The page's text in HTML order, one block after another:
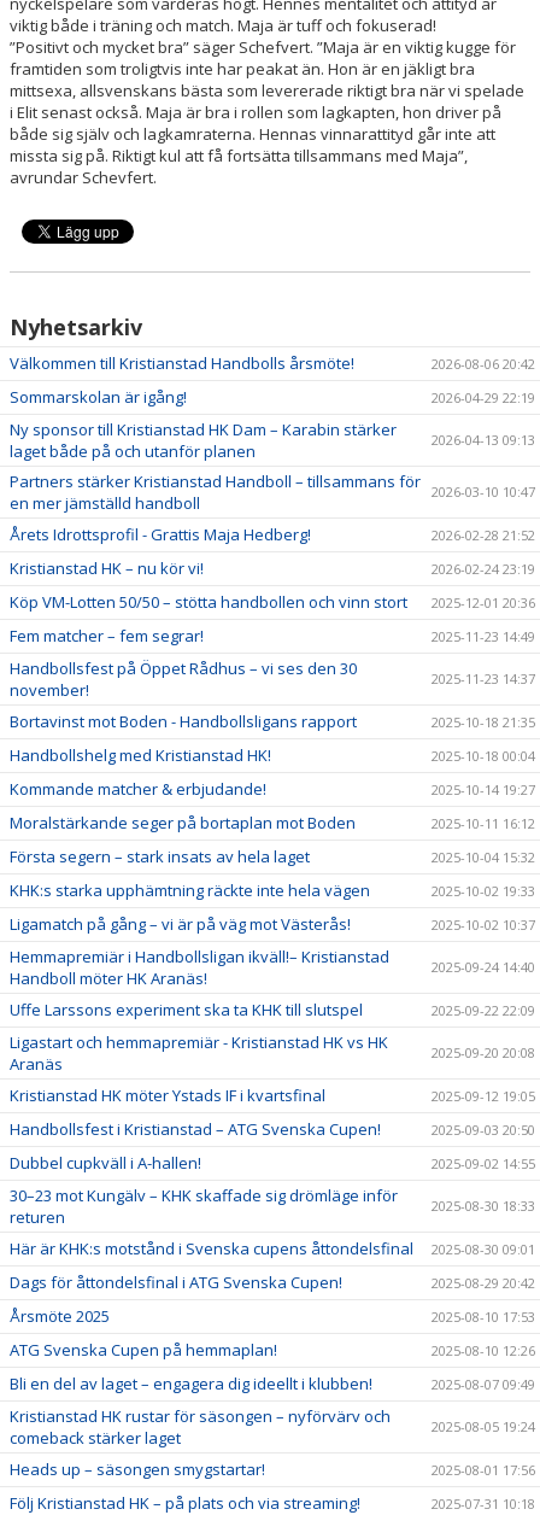
viktig både i träning och match. Maja är tuff och fokuserad!
”Positivt och mycket bra” säger Schefvert. ”Maja är en viktig kugge för
framtiden som troligtvis inte har peakat än. Hon är en jäkligt bra
mittsexa, allsvenskans bästa som levererade riktigt bra när vi spelade
i Elit senast också. Maja är bra i rollen som lagkapten, hon driver på
både sig själv och lagkamraterna. Hennas vinnarattityd går inte att
missta sig på. Riktigt kul att få fortsätta tillsammans med Maja”,
avrundar Schevfert.
Nyhetsarkiv
Välkommen till Kristianstad Handbolls årsmöte! 2026-08-06 20:42
Sommarskolan är igång! 2026-04-29 22:19
Ny sponsor till Kristianstad HK Dam – Karabin stärker
laget både på och utanför planen
2026-04-13 09:13
Partners stärker Kristianstad Handboll – tillsammans för
en mer jämställd handboll
2026-03-10 10:47
Årets Idrottsprofil - Grattis Maja Hedberg! 2026-02-28 21:52
Kristianstad HK – nu kör vi! 2026-02-24 23:19
Köp VM-Lotten 50/50 – stötta handbollen och vinn stort 2025-12-01 20:36
Fem matcher – fem segrar! 2025-11-23 14:49
Handbollsfest på Öppet Rådhus – vi ses den 30
november!
2025-11-23 14:37
Bortavinst mot Boden - Handbollsligans rapport 2025-10-18 21:35
Handbollshelg med Kristianstad HK! 2025-10-18 00:04
Kommande matcher & erbjudande! 2025-10-14 19:27
Moralstärkande seger på bortaplan mot Boden 2025-10-11 16:12
Första segern – stark insats av hela laget 2025-10-04 15:32
KHK:s starka upphämtning räckte inte hela vägen 2025-10-02 19:33
Ligamatch på gång – vi är på väg mot Västerås! 2025-10-02 10:37
Hemmapremiär i Handbollsligan ikväll!– Kristianstad
Handboll möter HK Aranäs!
2025-09-24 14:40
Uffe Larssons experiment ska ta KHK till slutspel 2025-09-22 22:09
Ligastart och hemmapremiär - Kristianstad HK vs HK
Aranäs
2025-09-20 20:08
Kristianstad HK möter Ystads IF i kvartsfinal 2025-09-12 19:05
Handbollsfest i Kristianstad – ATG Svenska Cupen! 2025-09-03 20:50
Dubbel cupkväll i A-hallen! 2025-09-02 14:55
30–23 mot Kungälv – KHK skaffade sig drömläge inför
returen
2025-08-30 18:33
Här är KHK:s motstånd i Svenska cupens åttondelsfinal 2025-08-30 09:01
Dags för åttondelsfinal i ATG Svenska Cupen! 2025-08-29 20:42
Årsmöte 2025 2025-08-10 17:53
ATG Svenska Cupen på hemmaplan! 2025-08-10 12:26
Bli en del av laget – engagera dig ideellt i klubben! 2025-08-07 09:49
Kristianstad HK rustar för säsongen – nyförvärv och
comeback stärker laget
2025-08-05 19:24
Heads up – säsongen smygstartar! 2025-08-01 17:56
Följ Kristianstad HK – på plats och via streaming! 2025-07-31 10:18